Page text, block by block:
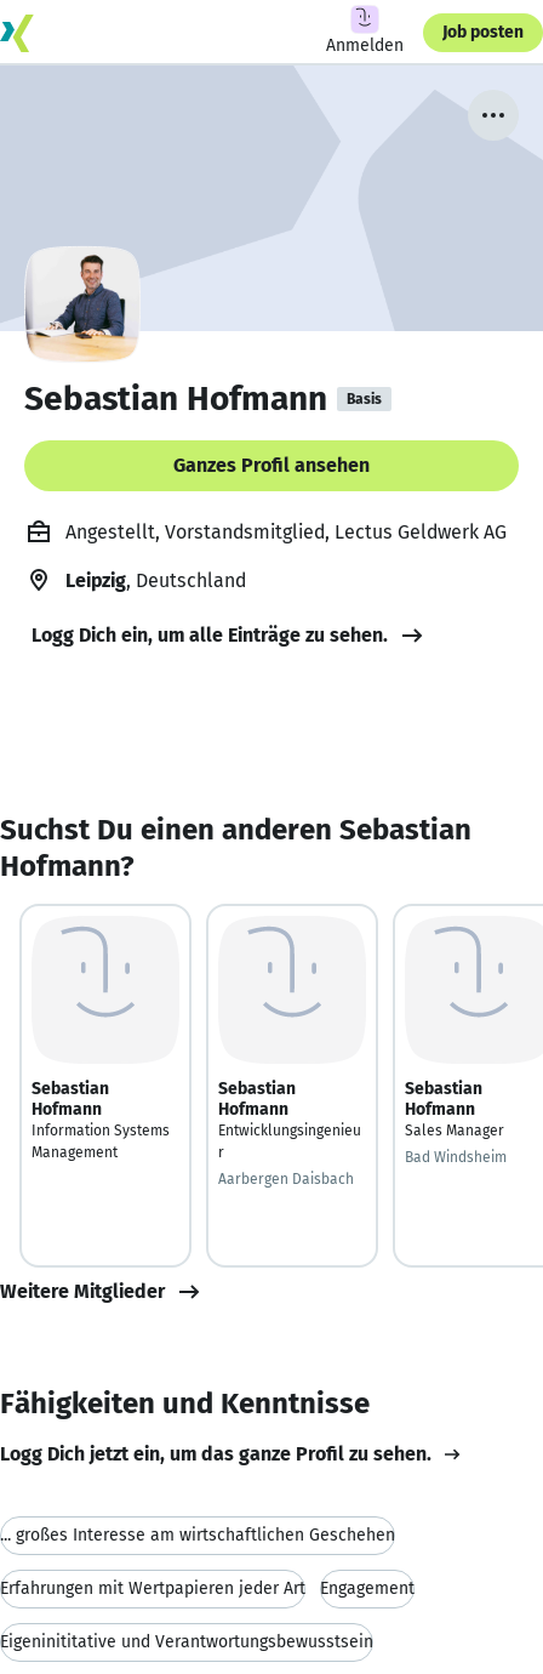
Anmelden
Job posten
Sebastian Hofmann Basis
Ganzes Profil ansehen
Angestellt, Vorstandsmitglied, Lectus Geldwerk AG
Leipzig, Deutschland
Logg Dich ein, um alle Einträge zu sehen.
Suchst Du einen anderen Sebastian
Hofmann?
Sebastian
Hofmann
Information Systems
Management
Sebastian
Hofmann
Entwicklungsingenieu
r
Aarbergen Daisbach
Sebastian
Hofmann
Sales Manager
Bad Windsheim
Weitere Mitglieder
Fähigkeiten und Kenntnisse
Logg Dich jetzt ein, um das ganze Profil zu sehen.
... großes Interesse am wirtschaftlichen Geschehen
Erfahrungen mit Wertpapieren jeder Art Engagement
Eigeninititative und Verantwortungsbewusstsein